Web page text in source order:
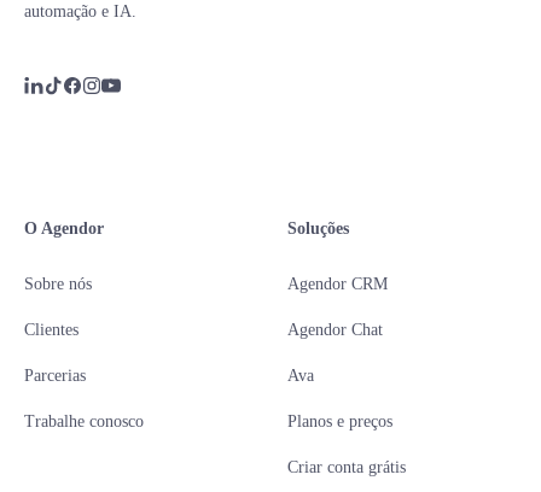
automação e IA.
O Agendor
Sobre nós
Clientes
Parcerias
Trabalhe conosco
Soluções
Agendor CRM
Agendor Chat
Ava
Planos e preços
Criar conta grátis